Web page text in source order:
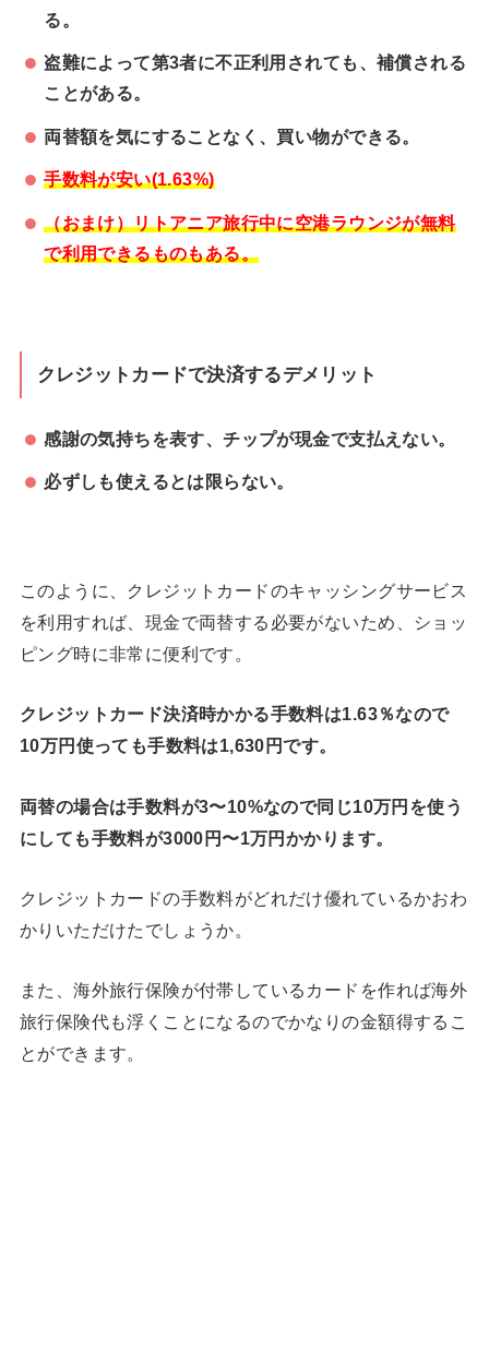
る。
盗難によって第3者に不正利用されても、補償される
ことがある。
両替額を気にすることなく、買い物ができる。
手数料が安い(1.63%)
（おまけ）リトアニア旅行中に空港ラウンジが無料
で利用できるものもある。
クレジットカードで決済するデメリット
感謝の気持ちを表す、チップが現金で支払えない。
必ずしも使えるとは限らない。
このように、クレジットカードのキャッシングサービス
を利用すれば、現金で両替する必要がないため、ショッ
ピング時に非常に便利です。
クレジットカード決済時かかる手数料は1.63％なので
10万円使っても手数料は1,630円です。
両替の場合は手数料が3〜10%なので同じ10万円を使う
にしても手数料が3000円〜1万円かかります。
クレジットカードの手数料がどれだけ優れているかおわ
かりいただけたでしょうか。
また、海外旅行保険が付帯しているカードを作れば海外
旅行保険代も浮くことになるのでかなりの金額得するこ
とができます。